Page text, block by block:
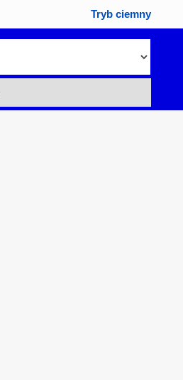
Tryb ciemny